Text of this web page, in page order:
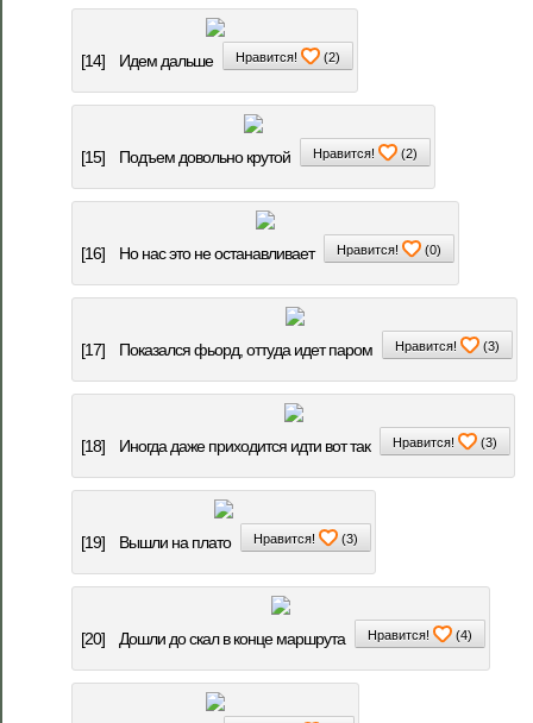
[14] Идем дальше Нравится! (2)
[15] Подъем довольно крутой Нравится! (2)
[16] Но нас это не останавливает Нравится! (0)
[17] Показался фьорд, оттуда идет паром Нравится! (3)
[18] Иногда даже приходится идти вот так Нравится! (3)
[19] Вышли на плато Нравится! (3)
[20] Дошли до скал в конце маршрута Нравится! (4)